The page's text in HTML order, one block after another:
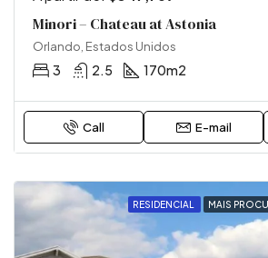
Minori – Chateau at Astonia
Orlando, Estados Unidos
3 2.5 170m2
Call E-mail
RESIDENCIAL MAIS